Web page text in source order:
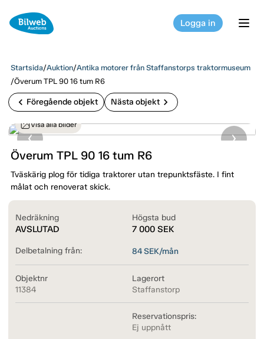
Logga in
Startsida/Auktion/Antika motorer från Staffanstorps traktormuseum
/Överum TPL 90 16 tum R6
chevron_left Föregående objekt Nästa objekt chevron_right
Visa alla bilder
Överum TPL 90 16 tum R6
Tväskärig plog för tidiga traktorer utan trepunktsfäste. I fint
målat och renoverat skick.
Nedräkning
AVSLUTAD
Högsta bud
7 000 SEK
Delbetalning från: 84SEK/mån
Objektnr
11384
Lagerort
Staffanstorp
Reservationspris:
Ej uppnått